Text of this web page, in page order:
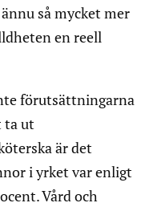
så mycket mer
en reell
förutsättningarna
ta ut
är det
i yrket var enligt
Vård och